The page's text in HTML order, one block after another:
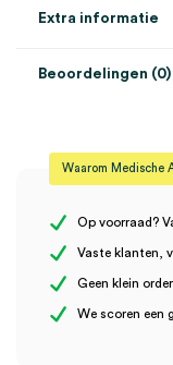
Extra informatie
Steriel
Beoordelingen (0)
Er zijn nog geen
L-XL, 32-52cm (1)”
Waarom Medische
Op voorraad?
Vaste klanten,
Geen klein
We scoren een